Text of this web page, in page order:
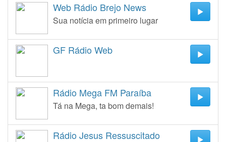
Web Rádio Brejo News
Sua notícia em primeiro lugar
GF Rádio Web
Rádio Mega FM Paraíba
Tá na Mega, ta bom demais!
Rádio Jesus Ressuscitado